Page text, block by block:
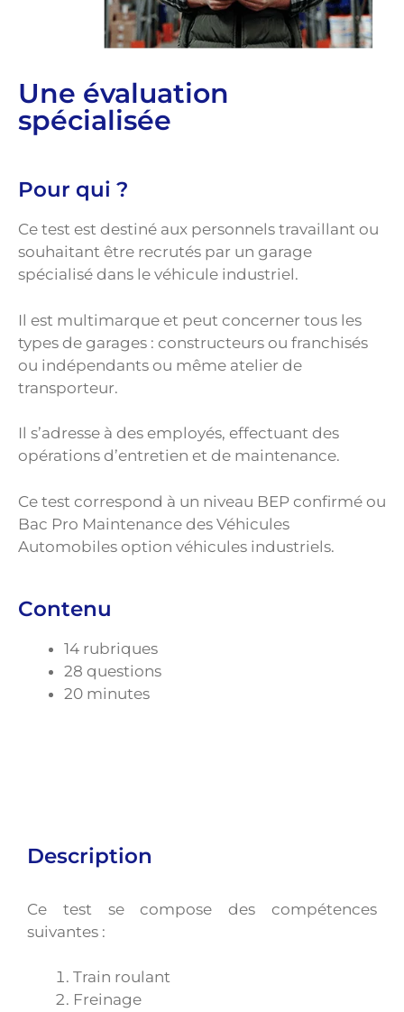
Une évaluation
spécialisée
Pour qui ?
Ce test est destiné aux personnels travaillant ou
souhaitant être recrutés par un garage
spécialisé dans le véhicule industriel.
Il est multimarque et peut concerner tous les
types de garages : constructeurs ou franchisés
ou indépendants ou même atelier de
transporteur.
Il s’adresse à des employés, effectuant des
opérations d’entretien et de maintenance.
Ce test correspond à un niveau BEP confirmé ou
Bac Pro Maintenance des Véhicules
Automobiles option véhicules industriels.
Contenu
14 rubriques
28 questions
20 minutes
Description
Ce test se compose des compétences
suivantes :
Train roulant
Freinage